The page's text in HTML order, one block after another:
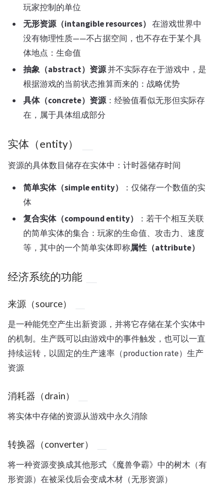
玩家控制的单位
无形资源（intangible resources） 在游戏世界中
没有物理性质——不占据空间，也不存在于某个具
体地点：生命值
抽象（abstract）资源并不实际存在于游戏中，是
根据游戏的当前状态推算而来的：战略优势
具体（concrete）资源：经验值看似无形但实际存
在，属于具体组成部分
实体（entity）
资源的具体数目储存在实体中：计时器储存时间
简单实体（simple entity）
：仅储存一个数值的实
体
复合实体（compound entity）
：若干个相互关联
的简单实体的集合：玩家的生命值、攻击力、速度
等，其中的一个简单实体即称属性（attribute）
经济系统的功能
来源（source）
是一种能凭空产生出新资源，并将它存储在某个实体中
的机制。生产既可以由游戏中的事件触发，也可以一直
持续运转，以固定的生产速率（production rate）生产
资源
消耗器（drain）
将实体中存储的资源从游戏中永久消除
转换器（converter）
将一种资源变换成其他形式 《魔兽争霸》中的树木（有
形资源）在被采伐后会变成木材（无形资源）